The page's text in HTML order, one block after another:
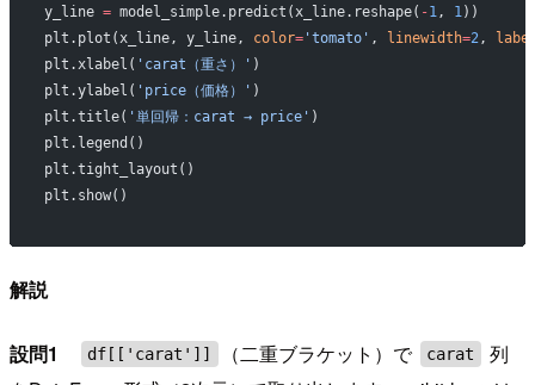
y_line = model_simple.predict(x_line.reshape( -1, 1))
plt.plot(x_line, y_line, color='tomato' , linewidth=2,
plt.xlabel( 'carat（重さ）' )
plt.ylabel( 'price（価格）' )
plt.title( '単回帰：carat → price' )
plt.legend()
plt.tight_layout()
plt.show()
解説
設問1 df[['carat']] （二重ブラケット）で carat
列